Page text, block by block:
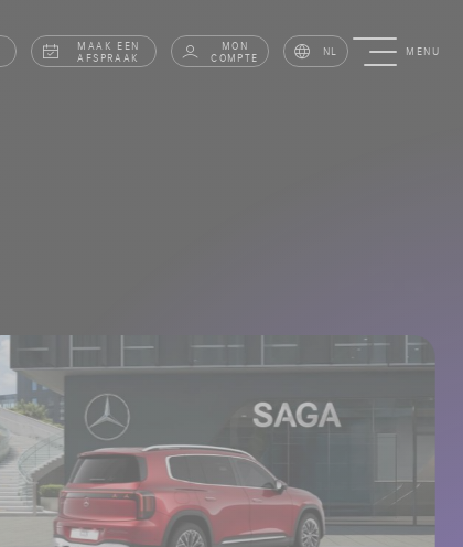
MAAK EEN
AFSPRAAK
MON
COMPTE NL MENU